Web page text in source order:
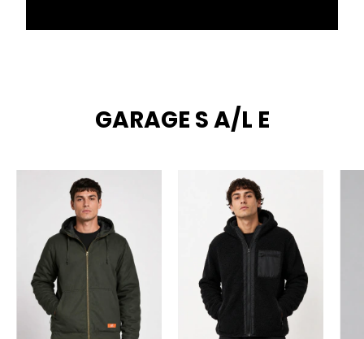
GARAGE S A/L E